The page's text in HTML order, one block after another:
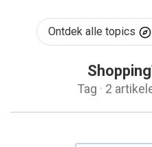
Ontdek alle topics
Tag · 2